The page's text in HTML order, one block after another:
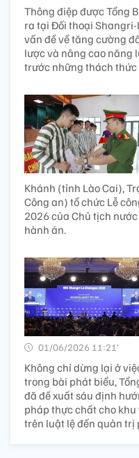
Thông điệp được Tổng
ra tại Đối thoại
vấn đề về tăng cường
lược và nâng cao năng
trước những thách thức
Khánh (tỉnh Lào Cai),
Công an) tổ chức Lễ
2026 của Chủ tịch
hành án.
01/06/2026 11:21’
Không chỉ dừng lại ở
trong bài phát biểu,
đã đề xuất sáu định
pháp thực chất cho
trên luật lệ đến quản